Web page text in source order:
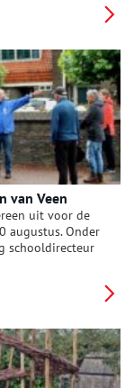
van Veen
uit voor de
augustus. Onder
schooldirecteur
de gids zijn